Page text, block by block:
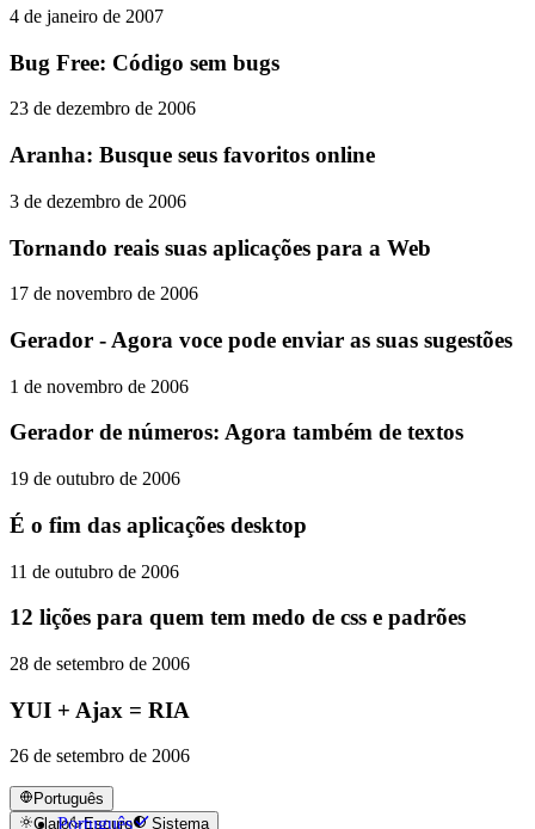
4 de janeiro de 2007
Bug Free: Código sem bugs
23 de dezembro de 2006
Aranha: Busque seus favoritos online
3 de dezembro de 2006
Tornando reais suas aplicações para a Web
17 de novembro de 2006
Gerador - Agora voce pode enviar as suas sugestões
1 de novembro de 2006
Gerador de números: Agora também de textos
19 de outubro de 2006
É o fim das aplicações desktop
11 de outubro de 2006
12 lições para quem tem medo de css e padrões
28 de setembro de 2006
YUI + Ajax = RIA
26 de setembro de 2006
Português
Português
Claro Escuro Sistema